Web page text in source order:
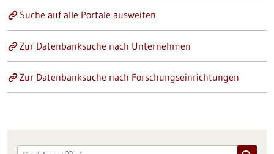
Suche auf alle Portale ausweiten
Zur Datenbanksuche nach Unternehmen
Zur Datenbanksuche nach Forschungseinrichtungen